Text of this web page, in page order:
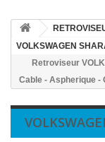
VOLKSWAGEN
Retroviseur
Cable - Aspherique -